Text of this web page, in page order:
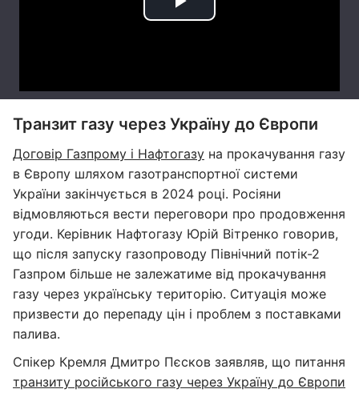
Транзит газу через Україну до Європи
Договір Газпрому і Нафтогазу на прокачування газу
в Європу шляхом газотранспортної системи
України закінчується в 2024 році. Росіяни
відмовляються вести переговори про продовження
угоди. Керівник Нафтогазу Юрій Вітренко говорив,
що після запуску газопроводу Північний потік-2
Газпром більше не залежатиме від прокачування
газу через українську територію. Ситуація може
призвести до перепаду цін і проблем з поставками
палива.
Спікер Кремля Дмитро Пєсков заявляв, що питання
транзиту російського газу через Україну до Європи